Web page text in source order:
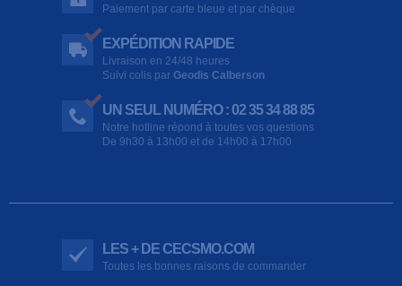
Paiement par carte bleue et par chèque
EXPÉDITION RAPIDE
Livraison en 24/48 heures
Suivi colis par Geodis Calberson
UN SEUL NUMÉRO : 02 35 34 88 85
Notre hotline répond à toutes vos questions
De 9h30 à 13h00 et de 14h00 à 17h00
LES + DE CECSMO.COM
Toutes les bonnes raisons de commander